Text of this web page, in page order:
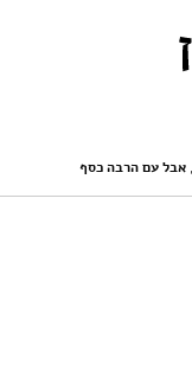
אבל עם הרבה כסף